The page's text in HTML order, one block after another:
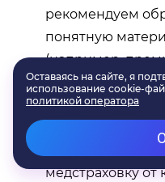
рекомендуем
понятную
(например,
второй уровень
выгода.Таким
медстраховку от